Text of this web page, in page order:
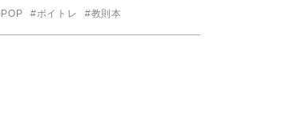
イスタイプ別で挑む歌の上達
#ボイトレ #教則本